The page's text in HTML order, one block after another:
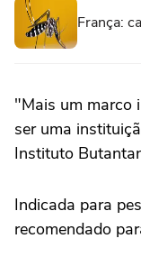
França:
"Mais um marco
ser uma
Instituto
Indicada para
recomendado